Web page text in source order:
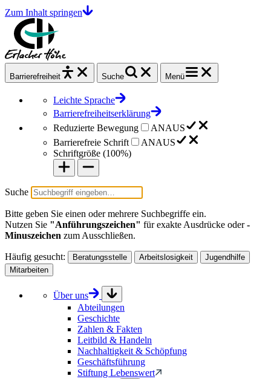
Zum Inhalt springen
Barrierefrei heit Suche Menü
Leichte Sprache
Barrierefreiheitserklärung
Reduzierte Bewegung
ANAUS
Barrierefreie Schrift
ANAUS
Schriftgröße (100%)
Suche
Bitte geben Sie einen oder mehrere Suchbegriffe ein.
Nutzen Sie "Anführungszeichen" für exakte Ausdrücke oder-
Minuszeichen zum Ausschließen.
Häufig gesucht: Beratungsstelle Arbeitslosigkeit
Jugendhilfe
Mitarbeiten
Über uns
Abteilungen
Geschichte
Zahlen & Fakten
Leitbild & Handeln
Nachhaltigkeit & Schöpfung
Geschäftsführung
Stiftung Lebenswert